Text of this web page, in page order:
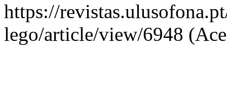
https://
lego/article/view/6948